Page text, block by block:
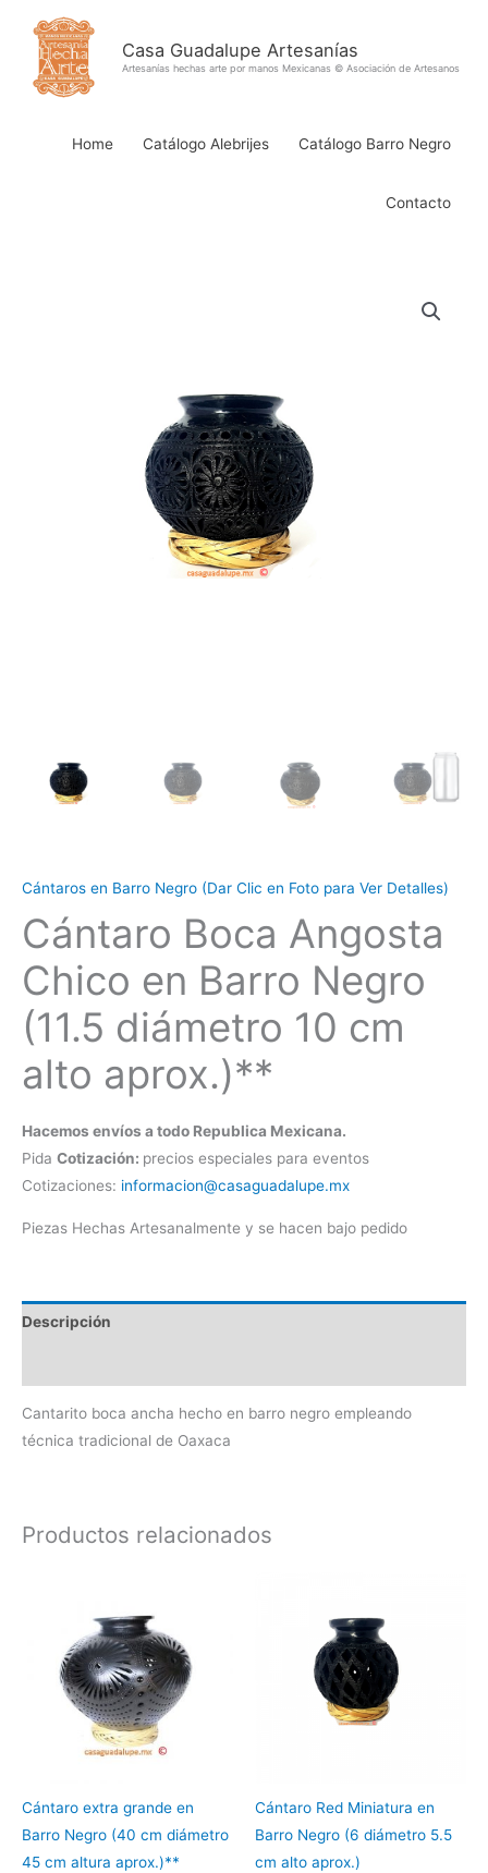
contenido
Casa Guadalupe Artesanías
Artesanías hechas arte por manos Mexicanas © Asociación de Artesanos
Home Catálogo Alebrijes Catálogo Barro Negro
Contacto
Cántaros en Barro Negro (Dar Clic en Foto para Ver Detalles)
Cántaro Boca Angosta
Chico en Barro Negro
(11.5 diámetro 10 cm
alto aprox.)**
Hacemos envíos a todo Republica Mexicana.
Pida Cotización: precios especiales para eventos
Cotizaciones: informacion@casaguadalupe.mx
Piezas Hechas Artesanalmente y se hacen bajo pedido
Descripción
Cantarito boca ancha hecho en barro negro empleando
técnica tradicional de Oaxaca
Productos relacionados
Cántaro extra grande en
Barro Negro (40 cm diámetro
45 cm altura aprox.)**
Cántaro Red Miniatura en
Barro Negro (6 diámetro 5.5
cm alto aprox.)